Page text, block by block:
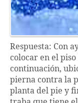
Respuesta: Con
colocar en el
continuación,
pierna contra la
planta del pie y